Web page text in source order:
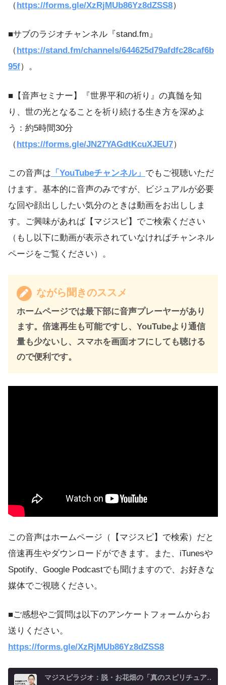
（ https://forms.gle/XzRjMUb86Yz8dZSS8）
■サブのラジオチャンネル『stand.fm』
（ https://stand.fm/channels/644625d79afdfc28caf6b
95f）。
■【音声セミナー】『世界平和の祈り』の真髄を知
り、世の光となることを祈り続ける生き方を深めよ
う：約5時間30分
（https://forms.gle/JN27YAGdtKcuXJEU7）
この音声は 「YouTubeチャンネル」 でもご視聴いただ
けます。基本的に音声のみですが、ビジュアルが必要
な回や顔出ししたい気分のときは動画をお出ししま
す。ご興味があれば【マジスピ】でご検索ください
（もし以下に動画が表示されていなければチャンネル
ページをご覧ください）。
ながら聞きのススメ
ホームページでは最下部に音声プレーヤーがあり
ます。倍速再生も可能ですし、YouTubeより通信
量も少ないし、スマホを画面オフにしても聴ける
ので便利です。
この音声はホームページ（【マジスピ】で検索）だと
倍速再生やダウンロードができます。また、iTunesや
Spotify、Google Podcastでも聞けますので、お好きな
媒体でご視聴ください。
■ご感想やご質問は以下のアンケートフォームからお
送りください。
https://forms.gle/XzRjMUb86Yz8dZSS8
マジスピラジオ：脱・お花畑の「真のスピリチュアル実践」